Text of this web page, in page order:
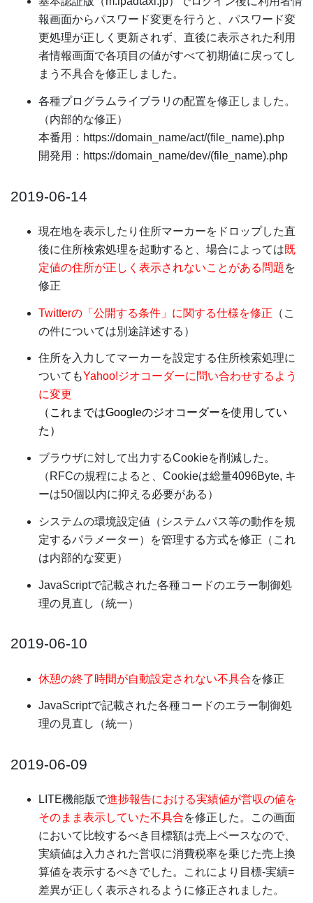
報画面からパスワード変更を行うと、パスワード変
更処理が正しく更新されず、直後に表示された利用
者情報画面で各項目の値がすべて初期値に戻ってし
まう不具合を修正しました。
各種プログラムライブラリの配置を修正しました。
（内部的な修正）
本番用：https://domain_name/act/(file_name).php
開発用：https://domain_name/dev/(file_name).php
2019-06-14
現在地を表示したり住所マーカーをドロップした直
後に住所検索処理を起動すると、場合によっては既
定値の住所が正しく表示されないことがある問題 を
修正
Twitterの「公開する条件」に関する仕様を修正 （こ
の件については別途詳述する）
住所を入力してマーカーを設定する住所検索処理に
ついてもYahoo!ジオコーダーに問い合わせするよう
に変更
（これまではGoogleのジオコーダーを使用してい
た）
ブラウザに対して出力するCookieを削減した。
（RFCの規程によると、Cookieは総量4096Byte, キ
ーは50個以内に抑える必要がある）
システムの環境設定値（システムパス等の動作を規
定するパラメーター）を管理する方式を修正（これ
は内部的な変更）
JavaScriptで記載された各種コードのエラー制御処
理の見直し（統一）
2019-06-10
休憩の終了時間が自動設定されない不具合を修正
JavaScriptで記載された各種コードのエラー制御処
理の見直し（統一）
2019-06-09
LITE機能版で進捗報告における実績値が営収の値を
そのまま表示していた不具合を修正した。この画面
において比較するべき目標額は売上ベースなので、
実績値は入力された営収に消費税率を乗じた売上換
算値を表示するべきでした。これにより目標-実績=
差異が正しく表示されるように修正されました。